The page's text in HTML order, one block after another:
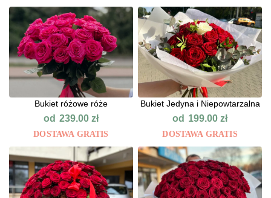
Bukiet różowe róże
od 239.00 zł
DOSTAWA GRATIS
Bukiet Jedyna i Niepowtarzalna
od 199.00zł
DOSTAWA GRATIS